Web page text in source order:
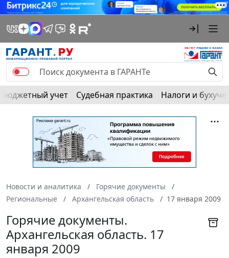
Бюджетный учет Судебная практика Налоги и
Новости и аналитика
Горячие документы
Региональные
Архангельская область 17 января 2009
Горячие документы.
Архангельская область. 17
января 2009